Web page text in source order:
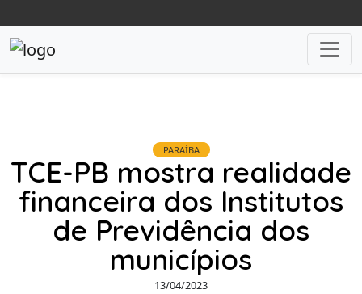
PARAÍBA
TCE-PB mostra realidade
financeira dos Institutos
de Previdência dos
municípios
13/04/2023